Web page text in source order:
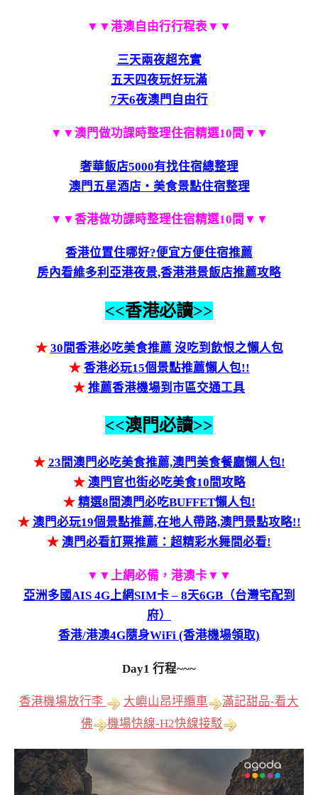
▼▼港澳自由行行程表▼▼
三天兩夜超充實
五天四夜玩好玩滿
7天6夜澳門自由行
▼▼澳門做功課時整理住宿精選10間▼▼
奢華飯店5000有找住宿總整理
澳門五星酒店‧美食景點住宿整理
▼▼香港做功課時整理住宿精選10間▼▼
香港位置住哪好?便宜方便住宿推薦
房內看維多利亞港夜景,香港港景飯店推薦攻略
<<香港必讀>>
★ 30間香港必吃美食推薦 沒吃到飲恨之懶人包
★ 香港必玩15個景點推薦懶人包!!
★ 推薦香港機場到市區交通工具
<<澳門必讀>>
★ 23間澳門必吃美食推薦,澳門美食餐廳懶人包!
★ 澳門官也街必吃美食10間攻略
★ 精選8間澳門必吃BUFFET懶人包!
★ 澳門必玩19個景點推薦,在地人帶路,澳門景點攻略!!
★ 澳門必看訂票推薦：超精彩水舞間必看!
▼▼上網必備，港澳卡▼▼
亞洲多國AIS 4G上網SIM卡 – 8天6GB（台灣宅配到
府）
香港/港澳4G隨身WiFi (香港機場領取)
Day1 行程~~~
香港機場放行李 大嶼山昂坪纜車
滿記甜品-看大
佛
機場快線-H2快線接駁